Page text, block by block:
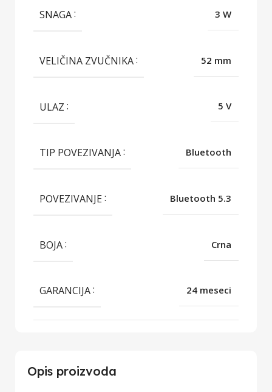
Opis proizvoda
SNAGA 3 W
VELIČINA ZVUČNIKA 52 mm
ULAZ 5 V
TIP POVEZIVANJA Bluetooth
POVEZIVANJE Bluetooth 5.3
BOJA Crna
GARANCIJA 24 meseci